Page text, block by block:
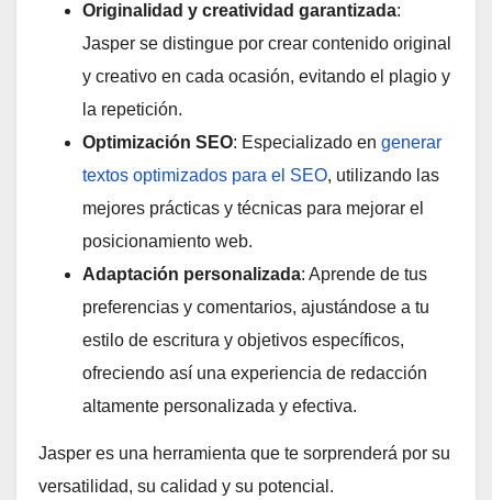
Originalidad y creatividad garantizada:
Jasper se distingue por crear contenido original
y creativo en cada ocasión, evitando el plagio y
la repetición.
Optimización SEO: Especializado en generar
textos optimizados para el SEO, utilizando las
mejores prácticas y técnicas para mejorar el
posicionamiento web.
Adaptación personalizada: Aprende de tus
preferencias y comentarios, ajustándose a tu
estilo de escritura y objetivos específicos,
ofreciendo así una experiencia de redacción
altamente personalizada y efectiva.
Jasper es una herramienta que te sorprenderá por su
versatilidad, su calidad y su potencial.